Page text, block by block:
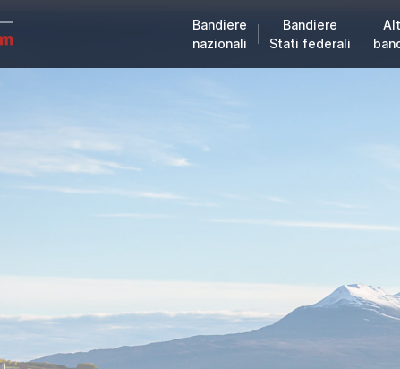
Bandiere
nazionali
Bandiere
Stati federali